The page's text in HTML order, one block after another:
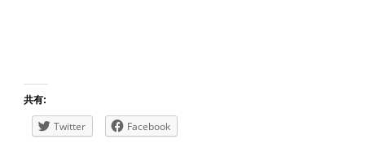
共有:
Twitter Facebook